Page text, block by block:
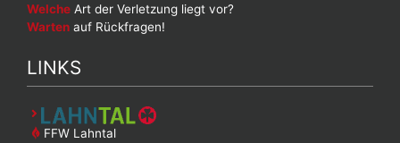
Welche Art der Verletzung liegt vor?
Warten auf Rückfragen!
LINKS
FFW Lahntal